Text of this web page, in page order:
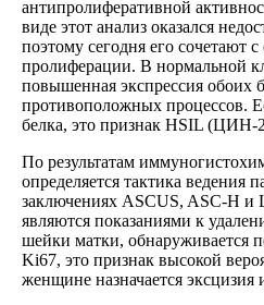
антипролиферативной
виде этот анализ оказался
поэтому сегодня его сочетают
пролиферации. В нормальной
повышенная экспрессия обоих
противоположных процессов.
белка, это признак HSIL (ЦИН-
По результатам
определяется тактика ведения
заключениях ASCUS, ASC-H и
являются показаниями к
шейки матки, обнаруживается
Ki67, это признак высокой
женщине назначается